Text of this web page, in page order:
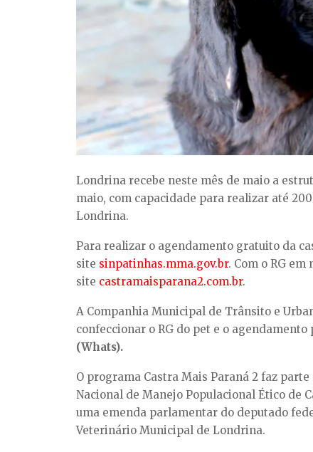
Londrina recebe neste mês de maio a
maio, com capacidade para realizar até
Londrina.
Para realizar o agendamento gratuito da
site sinpatinhas.mma.gov.br. Com o RG
site castramaisparana2.com.br.
A Companhia Municipal de Trânsito e
confeccionar o RG do pet e o
(Whats).
O programa Castra Mais Paraná 2 faz
Nacional de Manejo Populacional Ético de
uma emenda parlamentar do deputado
Veterinário Municipal de Londrina.